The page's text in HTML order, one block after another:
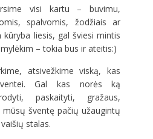
visi kartu – buvimu,
spalvomis, žodžiais ar
kūryba liesis, gal šviesi mintis
– tokia bus ir ateitis:)
atsivežkime viską, kas
Gal kas norės ką
paskaityti, gražaus,
šventę pačių užaugintų
stalas.